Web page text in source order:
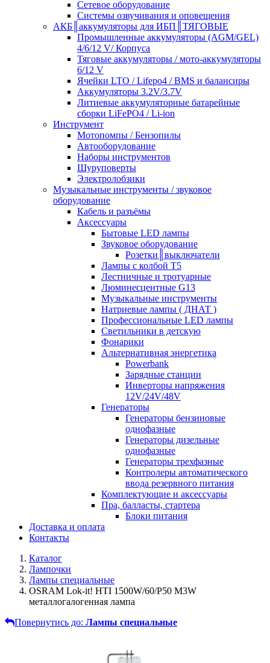
Сетевое оборудование
Системы озвучивания и оповещения
АКБ║аккумуляторы для ИБП║ТЯГОВЫЕ
Промышленные аккумуляторы (AGM/GEL)
4/6/12 V/ Корпуса
Тяговые аккумуляторы / мото-аккумуляторы
6/12 V
Ячейки LTO / Lifepo4 / BMS и балансиры
Аккумуляторы 3.2V/3.7V
Литиевые аккумуляторные батарейные
сборки LiFePO4 / Li-ion
Инструмент
Мотопомпы / Бензопилы
Автооборудование
Наборы инструментов
Шуруповерты
Электролобзики
Музыкальные инструменты / звуковое
оборудование
Кабель и разъёмы
Аксессуары
Бытовые LED лампы
Звуковое оборудование
Розетки║выключатели
Лампы с колбой Т5
Лестничные и тротуарные
Люминесцентные G13
Музыкальные инструменты
Натриевые лампы ( ДНАТ )
Профессиональные LED лампы
Светильники в детскую
Фонарики
Альтернативная энергетика
Powerbank
Зарядные станции
Инверторы напряжения
12V/24V/48V
Генераторы
Генераторы бензиновые
однофазные
Генераторы дизельные
однофазные
Генераторы трехфазные
Контролеры автоматического
ввода резервного питания
Комплектующие и аксессуары
Пра, балласты, стартера
Блоки питания
Доставка и оплата
Контакты
Каталог
Лампочки
Лампы специальные
OSRAM Lok-it! HTI 1500W/60/P50 M3W
металлогалогенная лампа
Повернутись до: Лампы специальные